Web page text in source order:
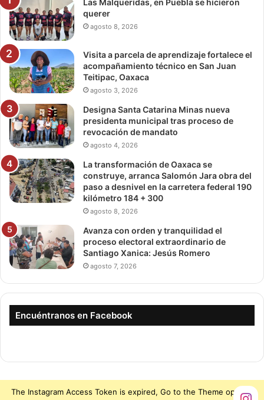
querer
agosto 8, 2026
Visita a parcela de aprendizaje fortalece el
acompañamiento técnico en San Juan
Teitipac, Oaxaca
agosto 3, 2026
Designa Santa Catarina Minas nueva
presidenta municipal tras proceso de
revocación de mandato
agosto 4, 2026
La transformación de Oaxaca se
construye, arranca Salomón Jara obra del
paso a desnivel en la carretera federal 190
kilómetro 184 + 300
agosto 8, 2026
Avanza con orden y tranquilidad el
proceso electoral extraordinario de
Santiago Xanica: Jesús Romero
agosto 7, 2026
Encuéntranos en Facebook
The Instagram Access Token is expired, Go to the Theme options